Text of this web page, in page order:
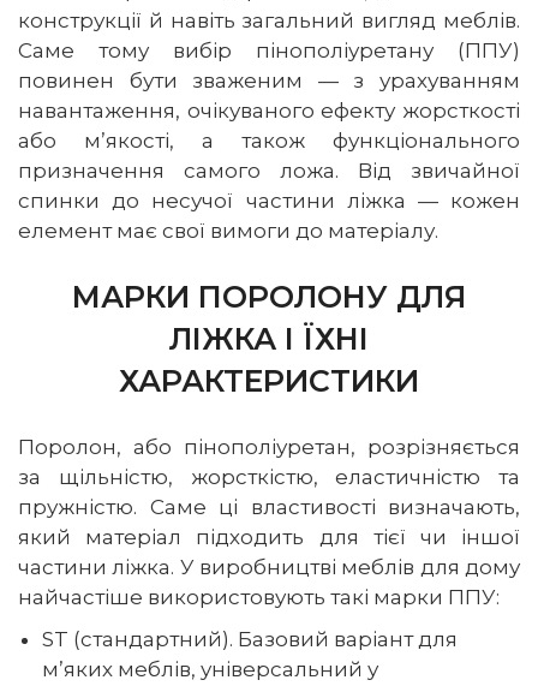
конструкції й навіть загальний вигляд меблів.
Саме тому вибір пінополіуретану (ППУ)
повинен бути зваженим — з урахуванням
навантаження, очікуваного ефекту жорсткості
або м’якості, а також функціонального
призначення самого ложа. Від звичайної
спинки до несучої частини ліжка — кожен
елемент має свої вимоги до матеріалу.
МАРКИ ПОРОЛОНУ ДЛЯ
ЛІЖКА І ЇХНІ
ХАРАКТЕРИСТИКИ
Поролон, або пінополіуретан, розрізняється
за щільністю, жорсткістю, еластичністю та
пружністю. Саме ці властивості визначають,
який матеріал підходить для тієї чи іншої
частини ліжка. У виробництві меблів для дому
найчастіше використовують такі марки ППУ:
ST (стандартний). Базовий варіант для
м’яких меблів, універсальний у